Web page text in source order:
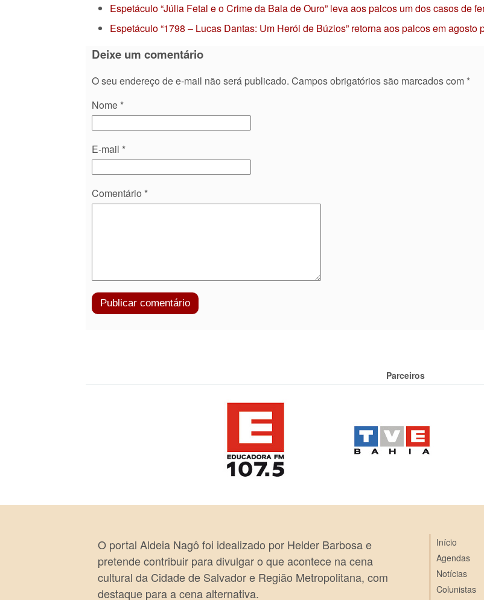
Espetáculo “Júlia Fetal e o Crime da Bala de Ouro” leva aos palcos um dos casos de
Espetáculo “1798 – Lucas Dantas: Um Herói de Búzios” retorna aos palcos em
Deixe um comentário
O seu endereço de e-mail não será publicado. Campos obrigatórios são marcados com *
Nome *
E-mail *
Comentário *
Parceiros
O portal Aldeia Nagô foi idealizado por Helder Barbosa e
pretende contribuir para divulgar o que acontece na cena
cultural da Cidade de Salvador e Região Metropolitana, com
destaque para a cena alternativa.
Início
Agendas
Notícias
Colunistas